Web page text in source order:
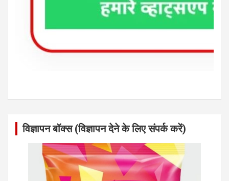
विज्ञापन बॉक्स (विज्ञापन देने के लिए संपर्क करें)